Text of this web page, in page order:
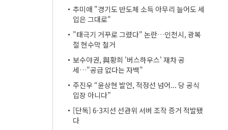
추미애 "경기도 반도체 소득 아무리 늘어도 세
입은 그대로"
"태극기 거꾸로 그렸다" 논란…인천시, 광복
절 현수막 철거
보수야권, 與황희 '버스하우스' 재차 공
세…"공급 없다는 자백"
주진우 “윤상현 발언, 적정선 넘어... 당 공식
입장 아니다”
[단독] 6·3지선 선관위 서버 조작 증거 적발됐
다